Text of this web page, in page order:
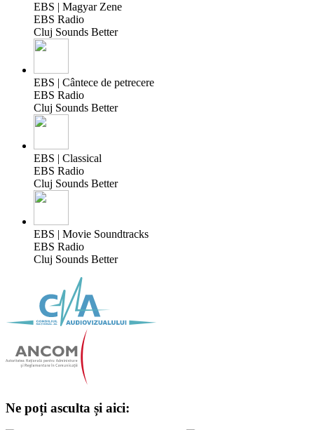
EBS | Magyar Zene
EBS Radio
Cluj Sounds Better
EBS | Cântece de petrecere
EBS Radio
Cluj Sounds Better
EBS | Classical
EBS Radio
Cluj Sounds Better
EBS | Movie Soundtracks
EBS Radio
Cluj Sounds Better
Ne poți asculta și aici: